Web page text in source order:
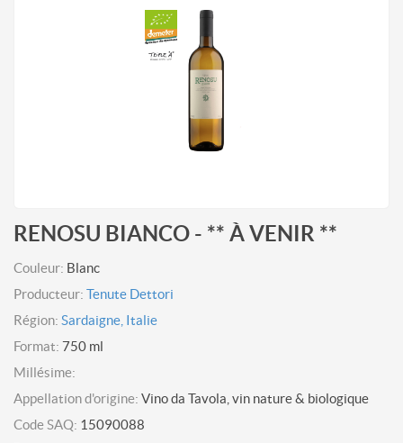
RENOSU BIANCO - ** À VENIR **
Couleur: Blanc
Producteur: Tenute Dettori
Région: Sardaigne, Italie
Format: 750 ml
Millésime:
Appellation d'origine: Vino da Tavola, vin nature & biologique
Code SAQ: 15090088